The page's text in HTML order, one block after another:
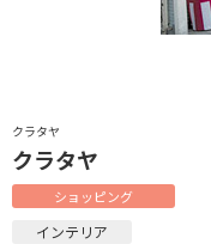
クラタヤ
クラタヤ
ショッピング
インテリア